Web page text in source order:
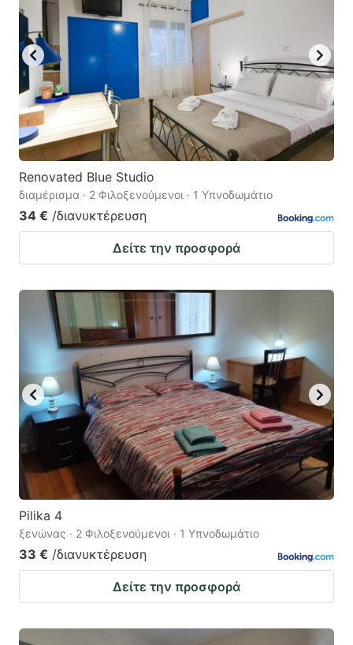
Renovated Blue Studio
διαμέρισμα · 2 Φιλοξενούμενοι · 1 Υπνοδωμάτιο
34 € /διανυκτέρευση
Δείτε την προσφορά
Pilika 4
ξενώνας · 2 Φιλοξενούμενοι · 1 Υπνοδωμάτιο
33 € /διανυκτέρευση
Δείτε την προσφορά